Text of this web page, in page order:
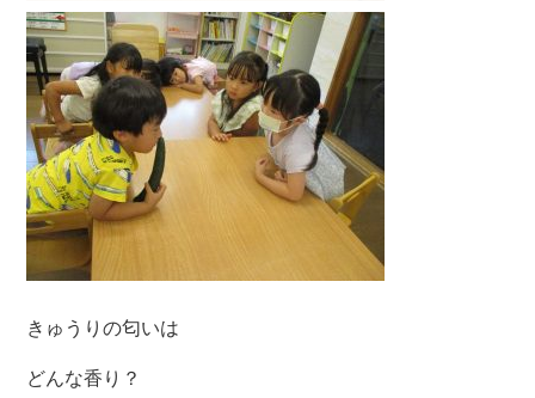
きゅうりの匂いは
どんな香り？